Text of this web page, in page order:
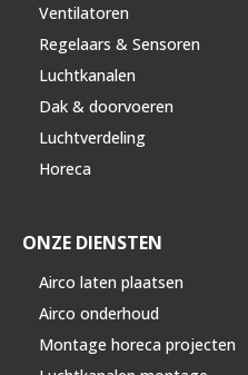
Ventilatoren
Regelaars & Sensoren
Luchtkanalen
Dak & doorvoeren
Luchtverdeling
Horeca
ONZE DIENSTEN
Airco laten plaatsen
Airco onderhoud
Montage horeca projecten